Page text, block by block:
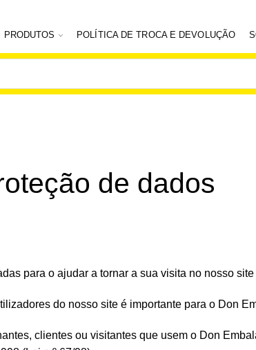
PRODUTOS POLÍTICA DE TROCA E DEVOLUÇÃO
de dados
para o ajudar a tornar a sua visita no nosso
do nosso site é importante para o Don
clientes ou visitantes que usem o Don